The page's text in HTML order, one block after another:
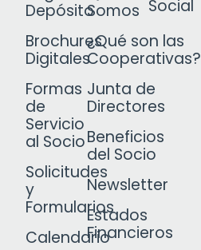
Depósito
Brochures
Digitales
Formas
de
Servicio
al Socio
Solicitudes
y
Formularios
Calendario
Somos
¿Qué son las
Cooperativas?
Junta de
Directores
Beneficios
del Socio
Newsletter
Estados
Financieros
Social